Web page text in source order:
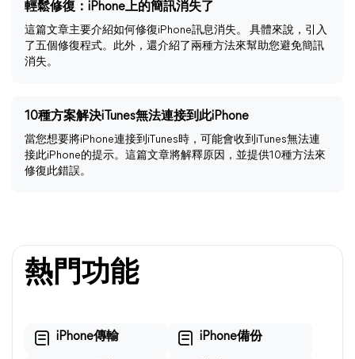
輕鬆修復：iPhone上的簡訊消失了
這篇文章主要介紹如何修復iPhone訊息消失。 具體來說，引入
了五個修復程式。此外，還介紹了兩種方法來幫助您避免簡訊
消失。
10種方案解決iTunes無法連接到此iPhone
當您想要將iPhone連接到iTunes時，可能會收到iTunes無法連
接此iPhone的提示。這篇文章將解釋原因，並提供10種方法來
修復此錯誤。
熱門功能
iPhone傳輸 iPhone備份